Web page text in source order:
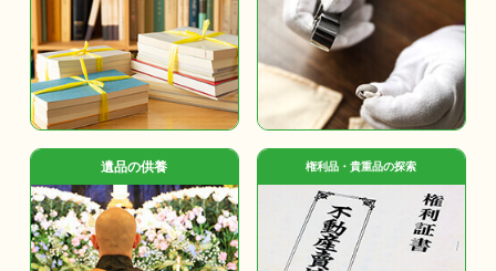
遺品の供養 権利品・貴重品の探索